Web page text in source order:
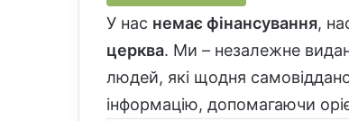
У нас немає фінансування,
церква. Ми – незалежне
людей, які щодня
інформацію, допомагаючи